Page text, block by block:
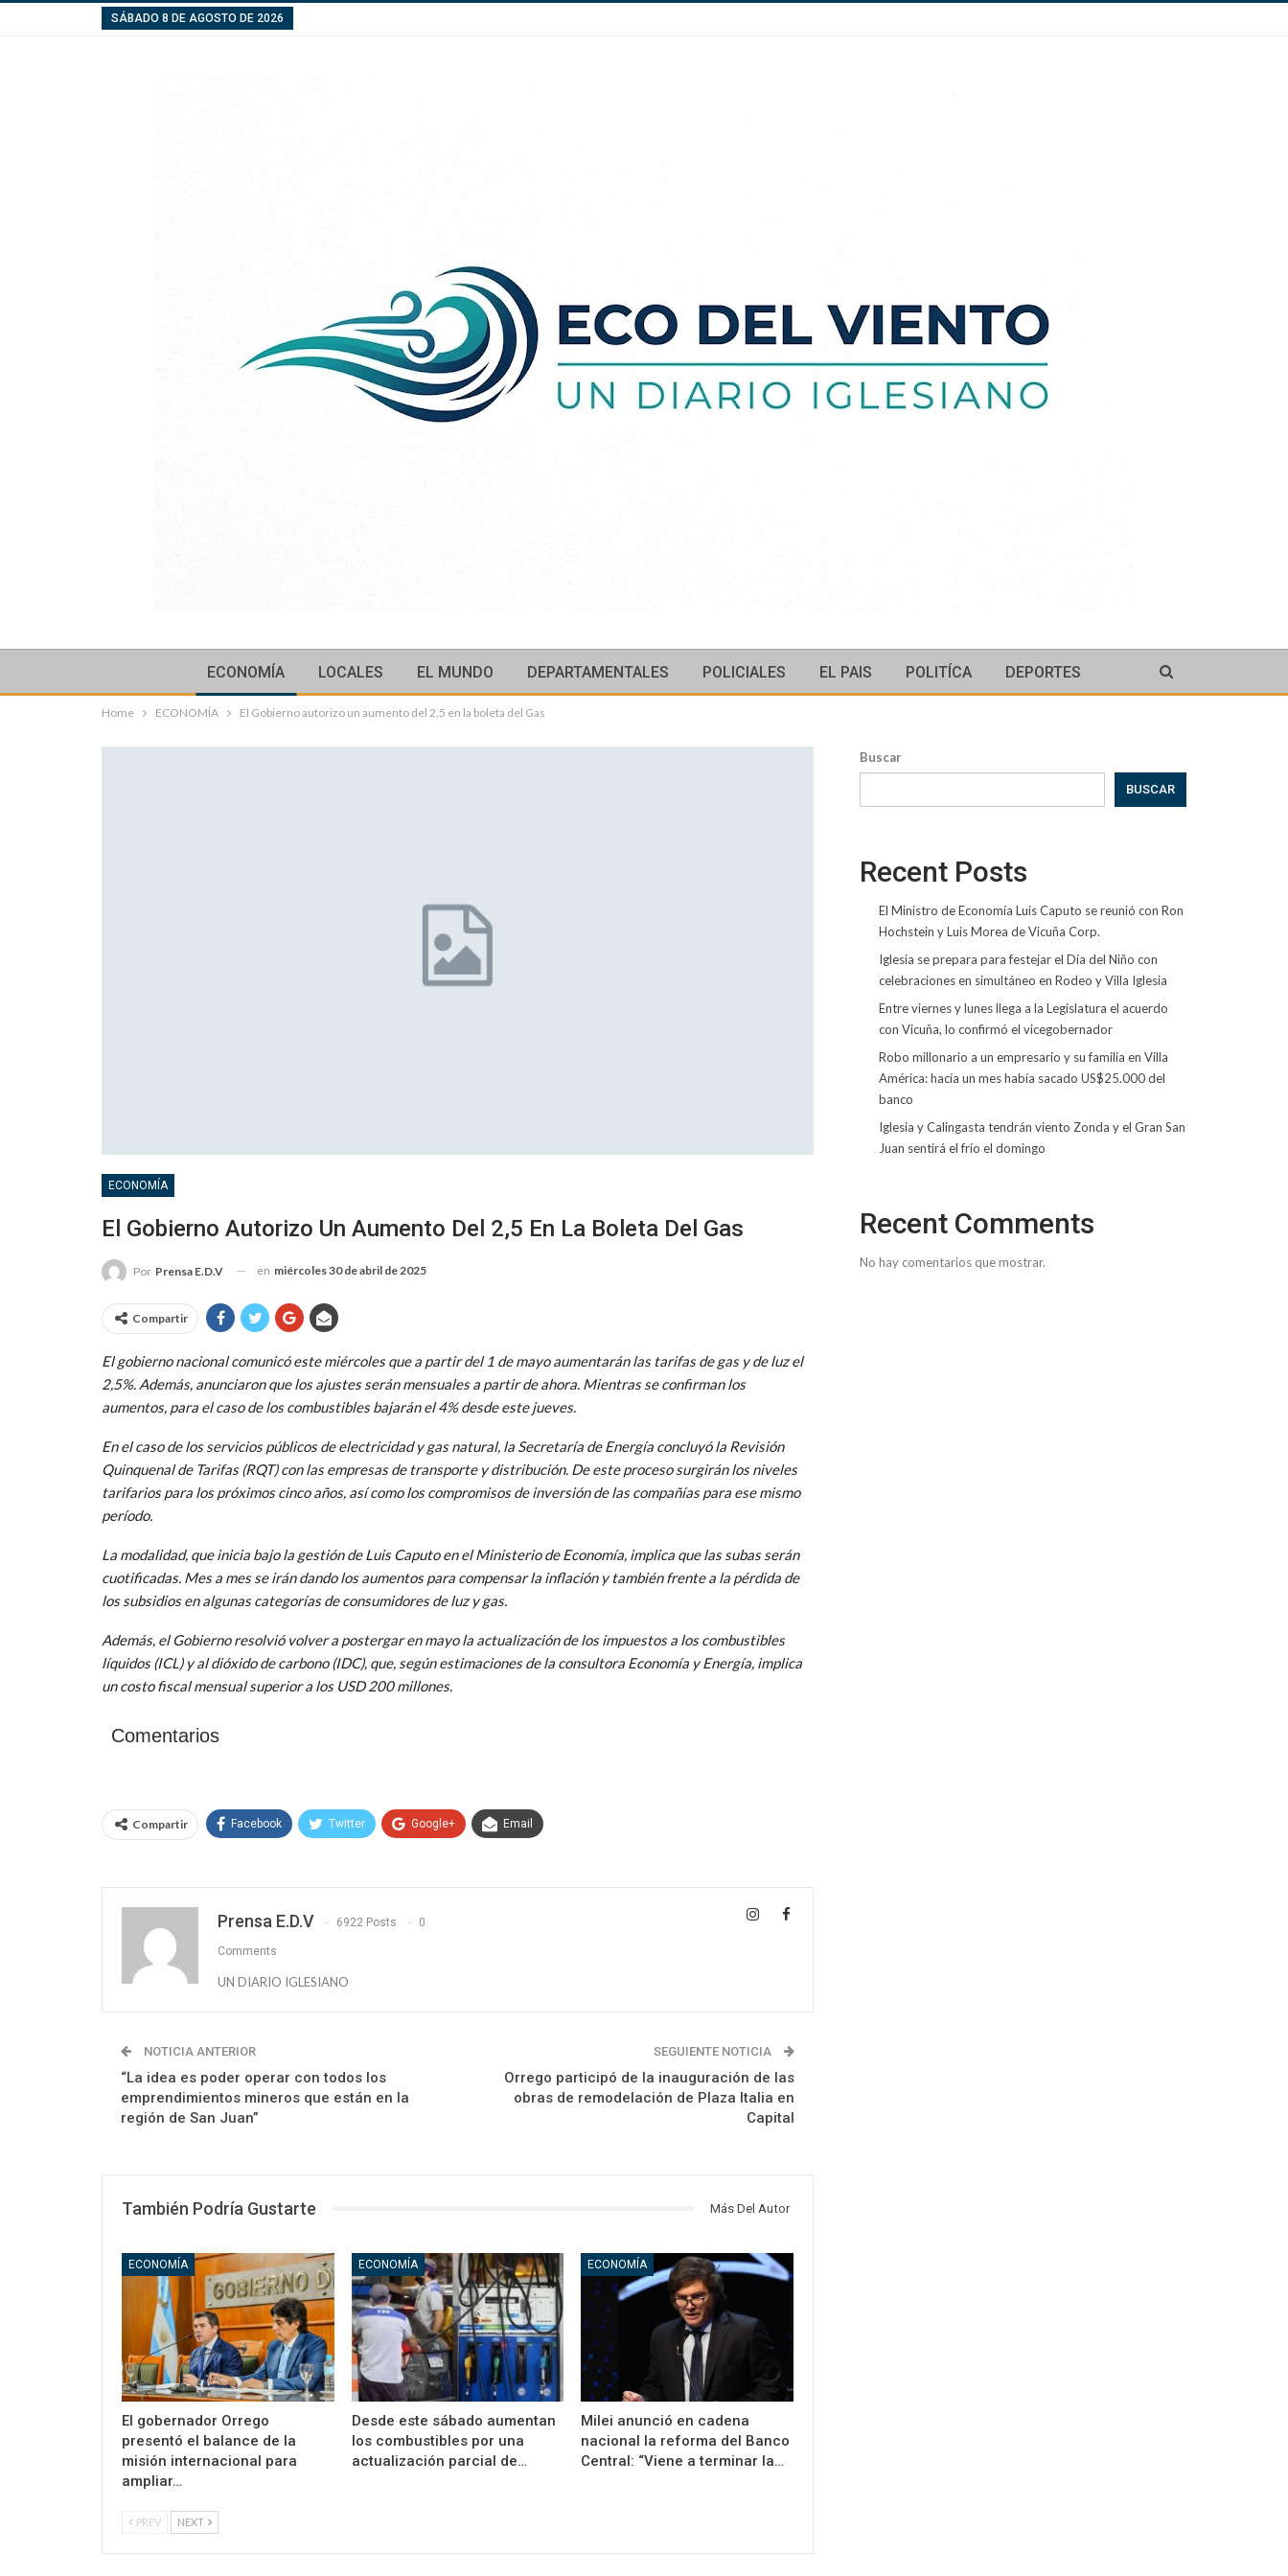
SÁBADO 8 DE AGOSTO DE 2026
ECONOMÍA LOCALES EL MUNDO DEPARTAMENTALES POLICIALES EL PAIS POLITÍCA DEPORTES
Home ECONOMÍA El Gobierno autorizo un aumento del 2,5 en la boleta del Gas
ECONOMÍA
El Gobierno Autorizo Un Aumento Del 2,5 En La Boleta Del Gas
Por Prensa E.D.V en miércoles 30 de abril de 2025
Compartir
El gobierno nacional comunicó este miércoles que a partir del 1 de mayo aumentarán las tarifas de gas y de luz el
2,5%. Además, anunciaron que los ajustes serán mensuales a partir de ahora. Mientras se confirman los
aumentos, para el caso de los combustibles bajarán el 4% desde este jueves.
En el caso de los servicios públicos de electricidad y gas natural, la Secretaría de Energía concluyó la Revisión
Quinquenal de Tarifas (RQT) con las empresas de transporte y distribución. De este proceso surgirán los niveles
tarifarios para los próximos cinco años, así como los compromisos de inversión de las compañías para ese mismo
período.
La modalidad, que inicia bajo la gestión de Luis Caputo en el Ministerio de Economía, implica que las subas serán
cuotificadas. Mes a mes se irán dando los aumentos para compensar la inflación y también frente a la pérdida de
los subsidios en algunas categorías de consumidores de luz y gas.
Además, el Gobierno resolvió volver a postergar en mayo la actualización de los impuestos a los combustibles
líquidos (ICL) y al dióxido de carbono (IDC), que, según estimaciones de la consultora Economía y Energía, implica
un costo fiscal mensual superior a los USD 200 millones.
Comentarios
Compartir Facebook Twitter Google+ Email
Prensa E.D.V 6922 Posts 0
Comments
UN DIARIO IGLESIANO
NOTICIA ANTERIOR
“La idea es poder operar con todos los
emprendimientos mineros que están en la
región de San Juan”
SEGUIENTE NOTICIA
Orrego participó de la inauguración de las
obras de remodelación de Plaza Italia en
Capital
También Podría Gustarte Más Del Autor
ECONOMÍA
El gobernador Orrego
presentó el balance de la
misión internacional para
ampliar…
ECONOMÍA
Desde este sábado aumentan
los combustibles por una
actualización parcial de…
ECONOMÍA
Milei anunció en cadena
nacional la reforma del Banco
Central: “Viene a terminar la…
PREV NEXT
Buscar
BUSCAR
Recent Posts
El Ministro de Economía Luis Caputo se reunió con Ron
Hochstein y Luis Morea de Vicuña Corp.
Iglesia se prepara para festejar el Día del Niño con
celebraciones en simultáneo en Rodeo y Villa Iglesia
Entre viernes y lunes llega a la Legislatura el acuerdo
con Vicuña, lo confirmó el vicegobernador
Robo millonario a un empresario y su familia en Villa
América: hacía un mes había sacado US$25.000 del
banco
Iglesia y Calingasta tendrán viento Zonda y el Gran San
Juan sentirá el frío el domingo
Recent Comments
No hay comentarios que mostrar.